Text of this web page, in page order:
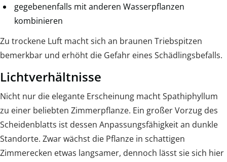
gegebenenfalls mit anderen Wasserpflanzen
kombinieren
Zu trockene Luft macht sich an braunen Triebspitzen
bemerkbar und erhöht die Gefahr eines Schädlingsbefalls.
Lichtverhältnisse
Nicht nur die elegante Erscheinung macht Spathiphyllum
zu einer beliebten Zimmerpflanze. Ein großer Vorzug des
Scheidenblatts ist dessen Anpassungsfähigkeit an dunkle
Standorte. Zwar wächst die Pflanze in schattigen
Zimmerecken etwas langsamer, dennoch lässt sie sich hier